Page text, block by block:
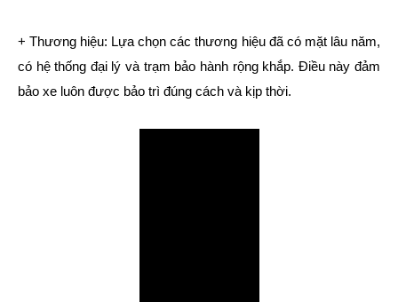
+ Thương hiệu: Lựa chọn các thương hiệu đã có mặt lâu năm,
có hệ thống đại lý và trạm bảo hành rộng khắp. Điều này đảm
bảo xe luôn được bảo trì đúng cách và kịp thời.